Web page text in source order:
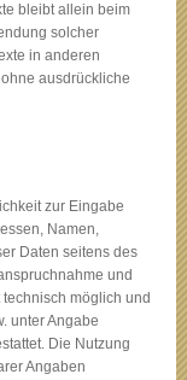
bleibt allein beim
solcher
in anderen
ausdrückliche
zur Eingabe
Namen,
Daten seitens des
und
möglich und
unter Angabe
Die Nutzung
Angaben